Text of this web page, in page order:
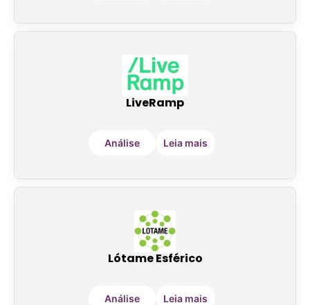
LiveRamp
Análise Leia mais
Lótame Esférico
Análise Leia mais